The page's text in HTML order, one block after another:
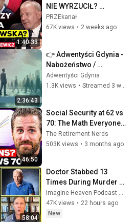
1:40:33
NIE WYRZUCIŁ?
PROTASIEWICZ O
WIELICHOWSKIEJ I
PRZEkanał
67K views • 2 weeks ago
2:36:43
👉 Adwentyści Gdynia -
Nabożeństwo /
11.07.2026 🙏
Adwentyści Gdynia
1.3K views • Streamed 3 weeks ago
46:50
Social Security at 62 vs
70: The Math Everyone
Gets Wrong
The Retirement Nerds
503K views • 3 months ago
58:04
Doctor Stabbed 13
Times During Murder
Attempt - Then God
Showed Up | Near Death
Experience
47K views • 22 hours ago
New